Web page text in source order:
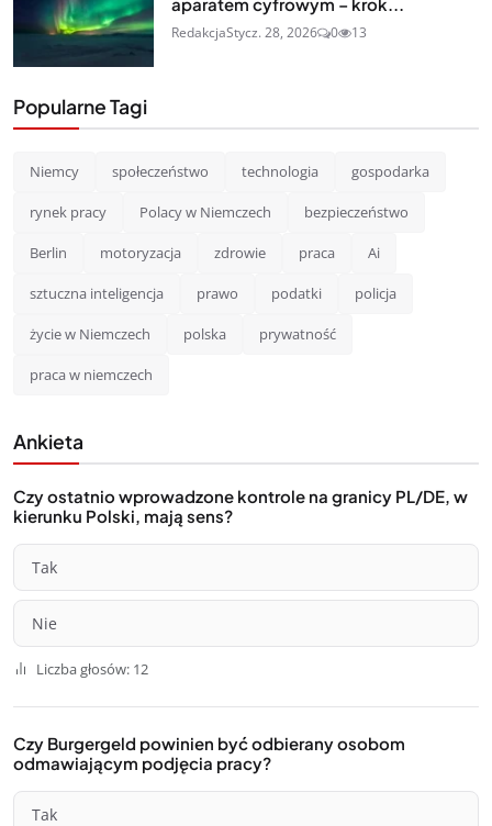
RedakcjaStycz. 28, 2026 0 13
Popularne Tagi
Niemcy społeczeństwo technologia gospodarka
rynek pracy Polacy w Niemczech bezpieczeństwo
Berlin motoryzacja zdrowie praca Ai
sztuczna inteligencja prawo podatki policja
życie w Niemczech polska prywatność
praca w niemczech
Ankieta
Czy ostatnio wprowadzone kontrole na granicy PL/DE, w
kierunku Polski, mają sens?
Tak
Nie
Liczba głosów: 12
Czy Burgergeld powinien być odbierany osobom
odmawiającym podjęcia pracy?
Tak